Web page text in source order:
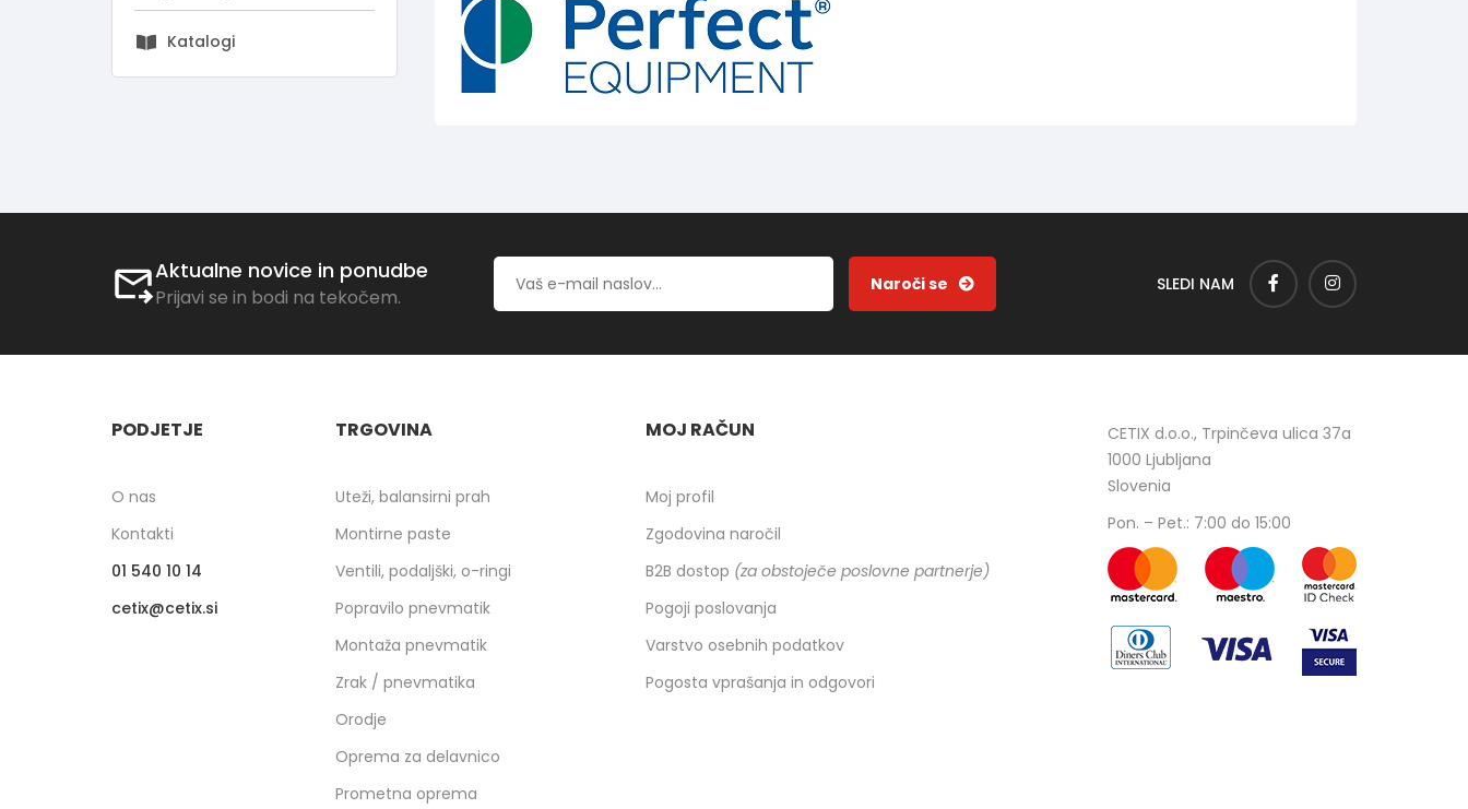
Katalogi
Aktualne novice in ponudbe
Prijavi se in bodi na tekočem.
SLEDI NAM
PODJETJE
O nas
Kontakti
01 540 10 14
cetix
cetix.si
TRGOVINA
Uteži, balansirni prah
Montirne paste
Ventili, podaljški, o-ringi
Popravilo pnevmatik
Montaža pnevmatik
Zrak / pnevmatika
Orodje
Oprema za delavnico
Prometna oprema
MOJ RAČUN
Moj profil
Zgodovina naročil
B2B dostop (za obstoječe poslovne partnerje)
Pogoji poslovanja
Varstvo osebnih podatkov
Pogosta vprašanja in odgovori
CETIX d.o.o., Trpinčeva ulica 37a
1000 Ljubljana
Slovenia
Pon. – Pet.: 7:00 do 15:00